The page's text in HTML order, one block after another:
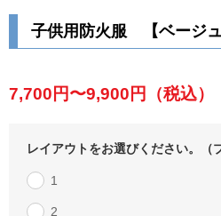
子供用防火服 【ベージュ
7,700円〜9,900円 （税込）
レイアウトをお選びください。（
1
2